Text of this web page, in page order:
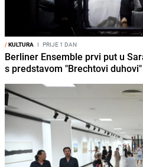
/KULTURA I PRIJE 1 DAN
Berliner Ensemble prvi put u
s predstavom "Brechtovi duhovi"